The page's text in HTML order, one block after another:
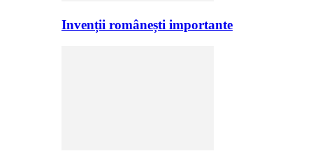
Invenții românești importante